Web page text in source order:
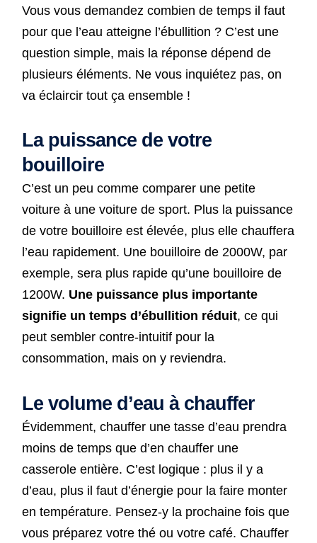
Vous vous demandez combien de temps il faut
pour que l’eau atteigne l’ébullition ? C’est une
question simple, mais la réponse dépend de
plusieurs éléments. Ne vous inquiétez pas, on
va éclaircir tout ça ensemble !
La puissance de votre
bouilloire
C’est un peu comme comparer une petite
voiture à une voiture de sport. Plus la puissance
de votre bouilloire est élevée, plus elle chauffera
l’eau rapidement. Une bouilloire de 2000W, par
exemple, sera plus rapide qu’une bouilloire de
1200W. Une puissance plus importante
signifie un temps d’ébullition réduit, ce qui
peut sembler contre-intuitif pour la
consommation, mais on y reviendra.
Le volume d’eau à chauffer
Évidemment, chauffer une tasse d’eau prendra
moins de temps que d’en chauffer une
casserole entière. C’est logique : plus il y a
d’eau, plus il faut d’énergie pour la faire monter
en température. Pensez-y la prochaine fois que
vous préparez votre thé ou votre café. Chauffer